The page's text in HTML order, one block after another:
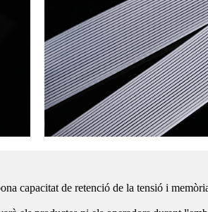
capacitat de retenció de la tensió i